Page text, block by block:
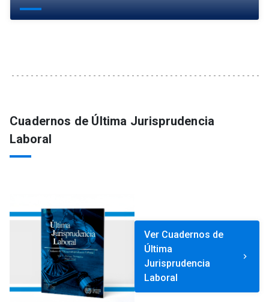
Cuadernos de Última Jurisprudencia
Laboral
Ver Cuadernos de
Última
Jurisprudencia
Laboral
keyboard_arrow_right